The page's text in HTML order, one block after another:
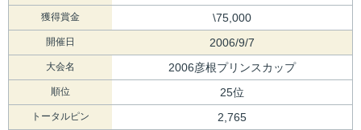
獲得賞金 \75,000
開催日 2006/9/7
大会名 2006彦根プリンスカップ
順位 25位
トータルピン 2,765